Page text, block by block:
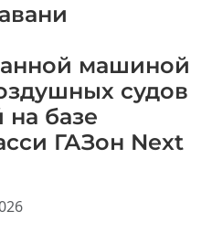
машиной
судов
на базе
ГАЗон Next